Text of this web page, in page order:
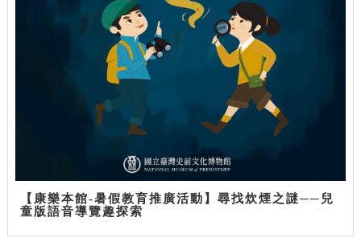
【康樂本館-暑假教育推廣活動】尋找炊煙之謎──兒
童版語音導覽趣探索